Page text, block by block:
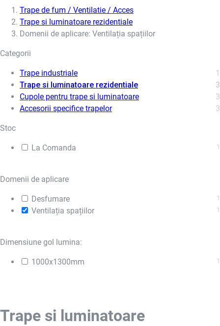
Trape de fum / Ventilatie / Acces
Trape si luminatoare rezidentiale
Domenii de aplicare: Ventilația spațiilor
Categorii
Trape industriale
1
Trape si luminatoare rezidentiale
3
Cupole pentru trape si luminatoare
3
Accesorii specifice trapelor
3
Stoc
La Comanda 1
Domenii de aplicare
Desfumare 1
Ventilația spațiilor 1
Dimensiune gol lumina:
1000x1300mm 1
Trape si luminatoare